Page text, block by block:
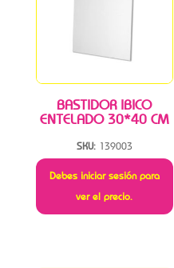
BASTIDOR IBICO
ENTELADO 30*40 CM
SKU: 139003
Debes iniciar sesión para
ver el precio.